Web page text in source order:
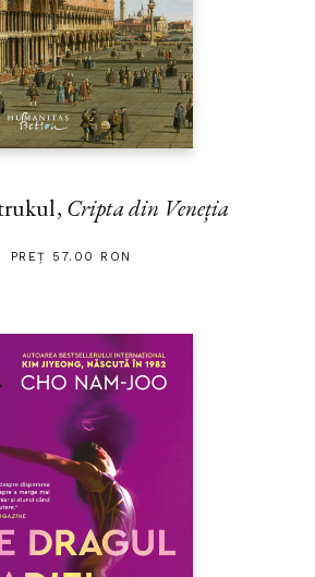
Cripta din Veneția
PREȚ 57.00 RON